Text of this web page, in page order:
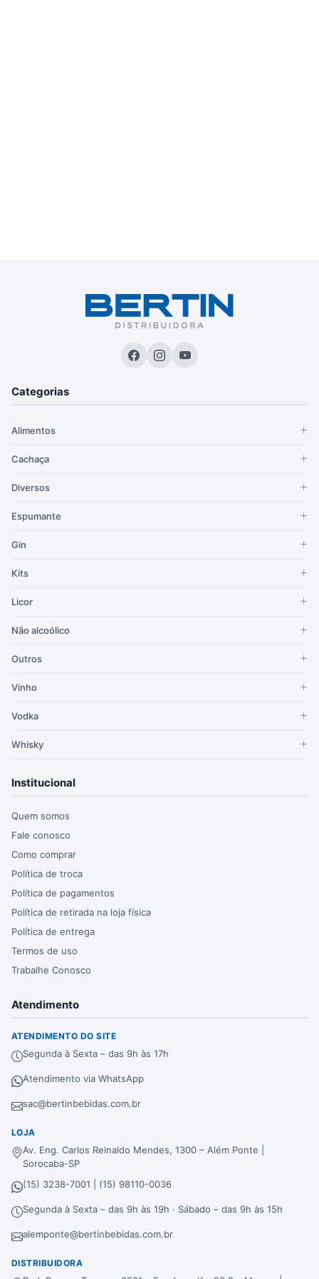
Categorias
Alimentos
Cachaça
Diversos
Espumante
Gin
Kits
Licor
Não alcoólico
Outros
Vinho
Vodka
Whisky
Institucional
Quem somos
Fale conosco
Como comprar
Política de troca
Política de pagamentos
Política de retirada na loja física
Política de entrega
Termos de uso
Trabalhe Conosco
Atendimento
ATENDIMENTO DO SITE
Segunda à Sexta – das 9h às 17h
Atendimento via WhatsApp
sac@bertinbebidas.com.br
LOJA
Av. Eng. Carlos Reinaldo Mendes, 1300 – Além Ponte |
Sorocaba-SP
(15) 3238-7001 | (15) 98110-0036
Segunda à Sexta – das 9h às 19h · Sábado – das 9h às 15h
alemponte@bertinbebidas.com.br
DISTRIBUIDORA